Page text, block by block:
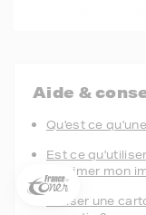
Aide &
Qu'est ce
Est ce
d'abimer mon
Utiliser une
Inscrivez-vous à
bénéficiez
commande * !